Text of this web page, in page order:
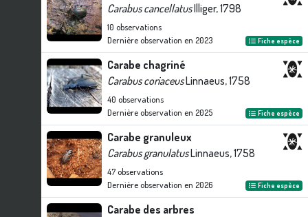
Carabus cancellatusIlliger, 1798
10 observations
Dernière observation en 2023 Fiche espèce
Carabe chagriné
Carabus coriaceusLinnaeus, 1758
40 observations
Dernière observation en 2025 Fiche espèce
Carabe granuleux
Carabus granulatusLinnaeus, 1758
47observations
Dernière observation en 2026 Fiche espèce
Carabe des arbres